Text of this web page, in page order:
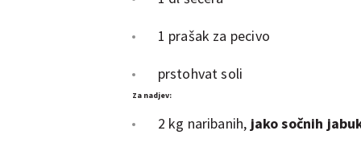
1 prašak za pecivo
prstohvat soli
Za nadjev:
2 kg naribanih, jako sočnih